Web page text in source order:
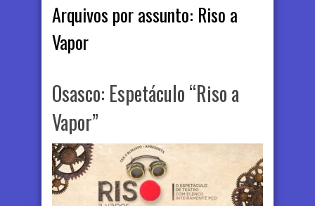
Arquivos por assunto: Riso a
Vapor
Osasco: Espetáculo “Riso a
Vapor”